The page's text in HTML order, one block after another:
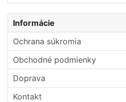
Informácie
Ochrana súkromia
Obchodné podmienky
Doprava
Kontakt